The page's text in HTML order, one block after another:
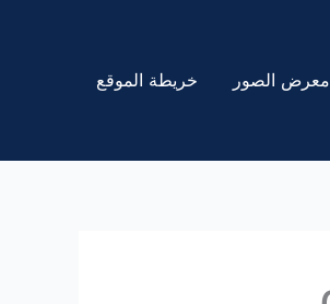
معرض الصور خريطة الموقع